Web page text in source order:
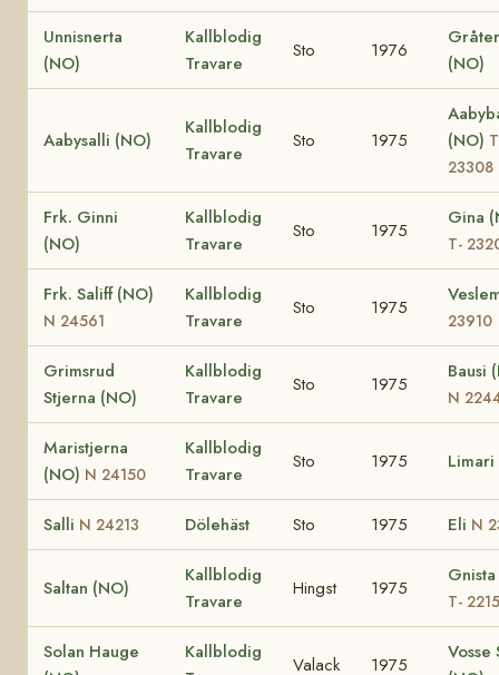
Unnisnerta
(NO)
Kallblodig
Travare
Sto 1976
(NO)
Aabysalli (NO)
Kallblodig
Travare
Sto 1975
(NO)
23308
Frk. Ginni
(NO)
Kallblodig
Travare
Sto 1975
Gina
T-
Frk. Saliff (NO)
N 24561
Kallblodig
Travare
Sto 1975
23910
Grimsrud
Stjerna (NO)
Kallblodig
Travare
Sto 1975
Bausi
N
Maristjerna
(NO) N 24150
Kallblodig
Travare
Sto 1975
Salli N 24213 Dölehäst Sto 1975 Eli N
Saltan (NO)
Kallblodig
Travare
Hingst 1975
T-
Solan Hauge
Kallblodig
Valack 1975
Vosse